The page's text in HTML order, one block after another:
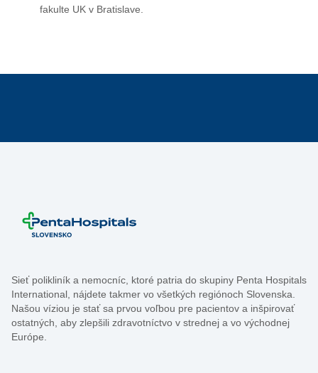
fakulte UK v Bratislave.
Sieť polikliník a nemocníc, ktoré patria do skupiny Penta Hospitals
International, nájdete takmer vo všetkých regiónoch Slovenska.
Našou víziou je stať sa prvou voľbou pre pacientov a inšpirovať
ostatných, aby zlepšili zdravotníctvo v strednej a vo východnej
Európe.